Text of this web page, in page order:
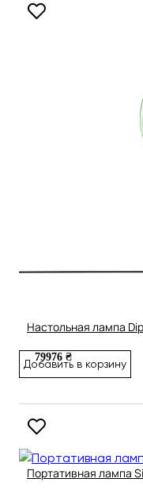
Настольная лампа
79976 ₴
Добавить в корзину
Портативная лампа